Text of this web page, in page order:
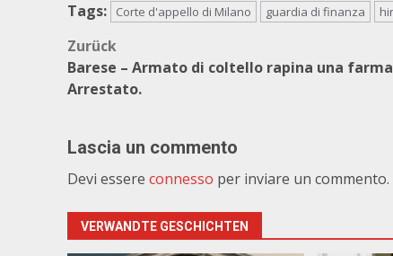
Tags: Corte d'appello di Milano guardia di finanza
Beitragsnavigation
Zurück
Barese – Armato di coltello rapina una
Arrestato.
Lascia un commento
Devi essere connesso per inviare un commento.
VERWANDTE GESCHICHTEN